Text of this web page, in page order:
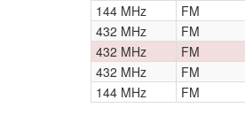
144 MHz
FM
432 MHz
FM
432 MHz
FM
432 MHz
FM
144 MHz
FM